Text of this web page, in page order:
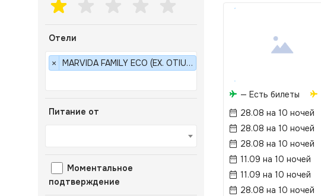
Отели
× MARVIDA FAMILY ECO (EX. OTIUM FAMILY ECO CLUB) 5*
Питание от
Моментальное
подтверждение
— Есть билеты
28.08 на 10 ночей
28.08 на 10 ночей
28.08 на 10 ночей
11.09 на 10 ночей
11.09 на 10 ночей
28.08 на 10 ночей